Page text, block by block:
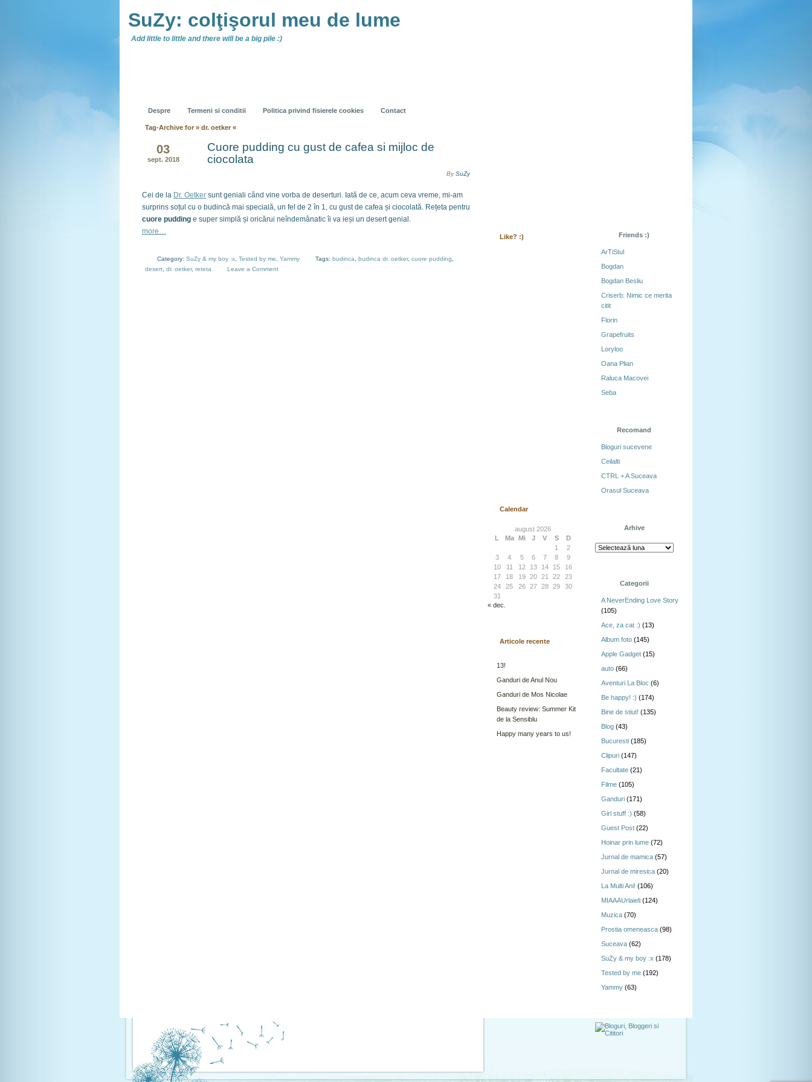
SuZy: colţişorul meu de lume
Add little to little and there will be a big pile :)
Despre Termeni si conditii Politica privind fisierele cookies Contact
Tag-Archive for » dr. oetker «
03
sept. 2018
Cuore pudding cu gust de cafea si mijloc de
ciocolata
BySuZy
Cei de la Dr. Oetker sunt geniali când vine vorba de deserturi. Iată de ce, acum ceva vreme, mi-am
surprins soțul cu o budincă mai specială, un fel de 2 în 1, cu gust de cafea și ciocolată. Rețeta pentru
cuore pudding e super simplă și oricărui neîndemânatic îi va ieși un desert genial.
more…
Category: SuZy & my boy :x Tested by me Yammy Tags: budinca budinca dr. oetker, cuore pudding
desert dr. oetker, reteta Leave a Comment
Like? :)
Calendar
august 2026
L
Ma Mi J V S
D
1
2
3
4 5 6 7 8
9
10
11 12 13 14 15
16
17
18 19 20 21 22
23
24
25 26 27 28 29
30
31
« dec.
Articole recente
13!
Ganduri de Anul Nou
Ganduri de Mos Nicolae
Beauty review: Summer Kit
de la Sensiblu
Happy many years to us!
Friends :)
ArTiStul
Bogdan
Bogdan Besliu
Criserb: Nimic ce merita
citit
Florin
Grapefruits
Loryloo
Oana Plian
Raluca Macovei
Seba
Recomand
Bloguri sucevene
Ceilalti
CTRL + A Suceava
Orasul Suceava
Arhive
Categorii
A NeverEnding Love Story
(105)
Ace, za cat :) (13)
Album foto (145)
Apple Gadget (15)
auto (66)
Aventuri La Bloc (6)
Be happy! :) (174)
Bine de stiut! (135)
Blog (43)
Bucuresti (185)
Clipuri (147)
Facultate (21)
Filme (105)
Ganduri (171)
Girl stuff :) (58)
Guest Post (22)
Hoinar prin lume (72)
Jurnal de mamica (57)
Jurnal de miresica (20)
La Multi Ani! (106)
MIAAAUrlaieli (124)
Muzica (70)
Prostia omeneasca (98)
Suceava (62)
SuZy & my boy :x (178)
Tested by me (192)
Yammy (63)